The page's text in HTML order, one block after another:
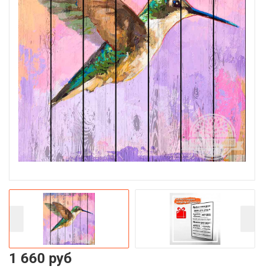
1 660 руб